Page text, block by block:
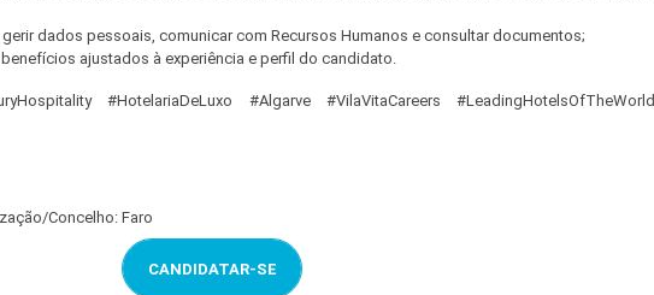
dados pessoais, comunicar com Recursos Humanos e consultar documentos;
ajustados à experiência e perfil do candidato.
#HotelariaDeLuxo #Algarve #VilaVitaCareers #LeadingHotelsOfTheWorld
Concelho: Faro
CANDIDATAR-SE